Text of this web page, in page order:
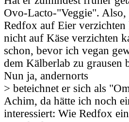
Ovo-Lacto-"Veggie". Also,
Redfox auf Eier
nicht auf Käse verzichten
schon, bevor ich vegan
dem Kälberlab zu grausen
Nun ja, andernorts
> beteichnet er sich als
Achim, da hätte ich noch
interessiert: Wie Redfox